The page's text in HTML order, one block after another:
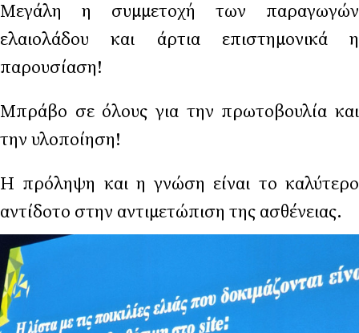
Μεγάλη η συμμετοχή των παραγωγών
ελαιολάδου και άρτια επιστημονικά η
παρουσίαση!
Μπράβο σε όλους για την πρωτοβουλία και
την υλοποίηση!
Η πρόληψη και η γνώση είναι το καλύτερο
αντίδοτο στην αντιμετώπιση της ασθένειας.